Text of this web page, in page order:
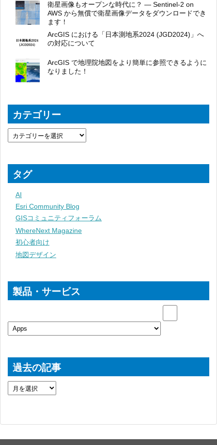
衛星画像もオープンな時代に？ ― Sentinel-2 on
AWS から無償で衛星画像データをダウンロードでき
ます！
ArcGIS における「日本測地系2024 (JGD2024)」へ
の対応について
ArcGIS で地理院地図をより簡単に参照できるように
なりました！
カテゴリー
タグ
AI
Esri Community Blog
GISコミュニティフォーラム
WhereNext Magazine
初心者向け
地図デザイン
製品・サービス
過去の記事